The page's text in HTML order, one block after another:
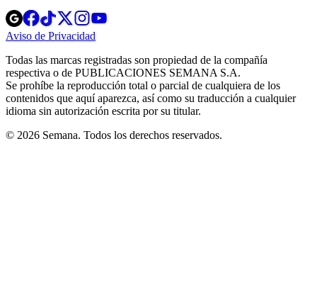
Opens
in
new
Opens
in
new
Opens
in
new
window
Opens
new
windowwindow
Aviso de Privacidad
new
window
Todas las marcas registradas son propiedad de la compañía
respectiva o de PUBLICACIONES SEMANA S.A.
Se prohíbe la reproducción total o parcial de cualquiera de los
contenidos que aquí aparezca, así como su traducción a cualquier
idioma sin autorización escrita por su titular.
© 2026 Semana. Todos los derechos reservados.